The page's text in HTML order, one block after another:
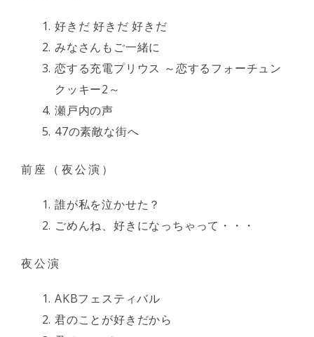
好きだ 好きだ 好きだ
みなさんもご一緒に
恋する充電プリウス ～恋するフォーチュン
クッキー2～
瀬戸内の声
47の素敵な街へ
前座（夜公演）
誰が私を泣かせた？
ごめんね、好きになっちゃって・・・
夜公演
AKBフェスティバル
君のことが好きだから